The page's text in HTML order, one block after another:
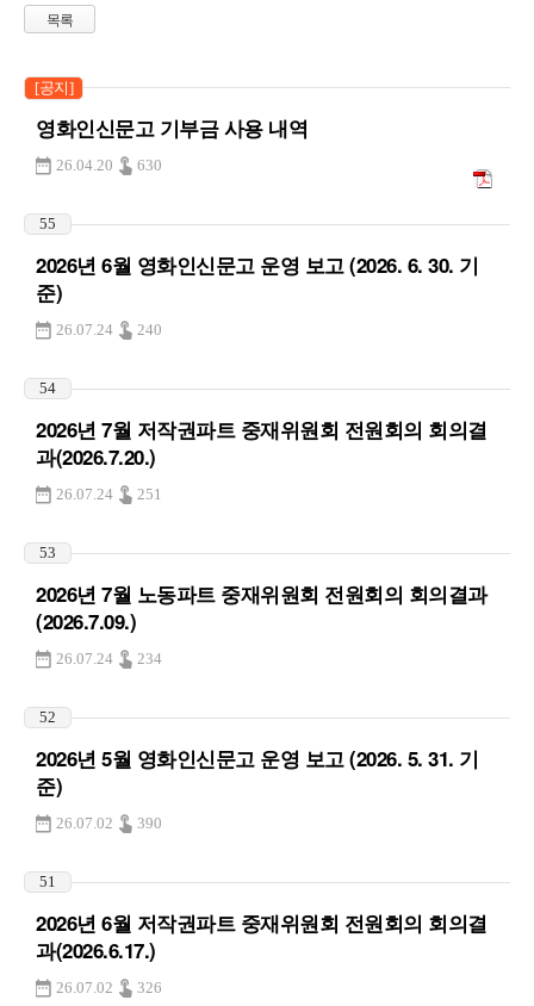
목록
[공지]
영화인신문고 기부금 사용 내역
26.04.20 630
55
2026년 6월 영화인신문고 운영 보고 (2026. 6. 30. 기
준)
26.07.24 240
54
2026년 7월 저작권파트 중재위원회 전원회의 회의결
과(2026.7.20.)
26.07.24 251
53
2026년 7월 노동파트 중재위원회 전원회의 회의결과
(2026.7.09.)
26.07.24 234
52
2026년 5월 영화인신문고 운영 보고 (2026. 5. 31. 기
준)
26.07.02 390
51
2026년 6월 저작권파트 중재위원회 전원회의 회의결
과(2026.6.17.)
26.07.02 326